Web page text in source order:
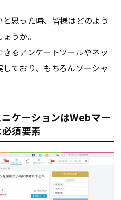
思った時、皆様はどのよう
うか。
るアンケートツールやネッ
しており、もちろんソーシャ
ケーションはWebマー
須要素